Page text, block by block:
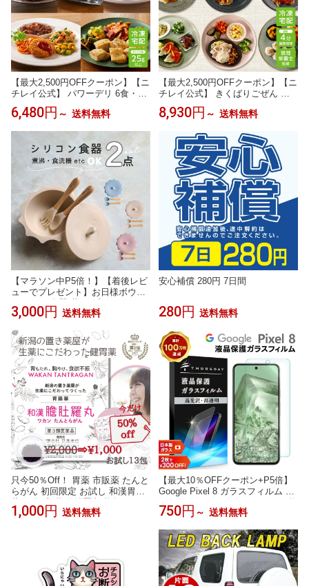
【最大2,500円OFFクーポン】【ニ
チレイ公式】 パワーデリ 6食・8
食・10食セット 冷凍弁当 高たん
ぱく質 冷凍 お弁当 冷凍食品 お取
冷凍惣菜 宅配弁当 和食 洋食 中華
ニチレイフーズ 自宅療養 おいし
い 美味しい リモートワーク
6,480円 ～ 送料無料
【最大2,500円OFFクーポン】【ニ
チレイ公式】 きくばりごぜん 和
洋中 10食・12食・20食セット 冷
凍弁当 おかず セット 冷凍 弁当 冷
らし お惣菜 冷凍惣菜 宅配弁当 和
食 洋食 中華 ニチレイフーズ 自宅
療養 おいしい 美味しい
8,930円 ～ 送料無料
【マラソン中P5倍！】【着後レビ
ューでプレゼント】お日様ボウル
シリコン 食器 蓋 スプーン フォー
ク付き 離乳食 ひっくり返らない
子供 お皿 BPAフリー 出産祝い プ
レゼント
3,000円 送料無料
安心補償 280円 7日間
280円 送料無料
只今50％Off！ 胃薬 市販薬 たんと
らがん 初回限定 お試し 和漢胃腸
薬 13包 和漢 膽肚羅丸 熊胆 コウ
ジン入り 胃腸薬 漢方的処方 効果
1,000円 送料無料
【最大10％OFFクーポン+P5倍】
Google Pixel 8 ガラスフィルム ガ
ラス フィルム スマホフィルム 1枚
強化ガラス 液晶保護 飛散防止 硬
ム 液晶 保護 グーグル ピクセル 8
pixel8 docomo ドコモ SoftBank ソ
フトバンク au SIMフリー
750円 ～ 送料無料